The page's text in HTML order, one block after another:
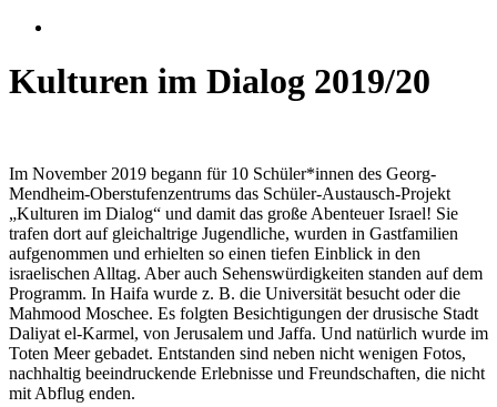
Kulturen im Dialog 2019/20
Im November 2019 begann für 10 Schüler*innen des Georg-
Mendheim-Oberstufenzentrums das Schüler-Austausch-Projekt
„Kulturen im Dialog“ und damit das große Abenteuer Israel! Sie
trafen dort auf gleichaltrige Jugendliche, wurden in Gastfamilien
aufgenommen und erhielten so einen tiefen Einblick in den
israelischen Alltag. Aber auch Sehenswürdigkeiten standen auf dem
Programm. In Haifa wurde z. B. die Universität besucht oder die
Mahmood Moschee. Es folgten Besichtigungen der drusische Stadt
Daliyat el-Karmel, von Jerusalem und Jaffa. Und natürlich wurde im
Toten Meer gebadet. Entstanden sind neben nicht wenigen Fotos,
nachhaltig beeindruckende Erlebnisse und Freundschaften, die nicht
mit Abflug enden.